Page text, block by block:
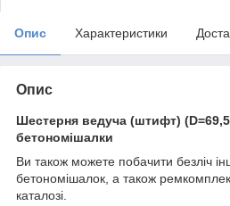
Опис Характеристики
Опис
Шестерня ведуча (штифт)
бетономішалки
Ви також можете побачити безліч
бетономішалок, а також
каталозі.